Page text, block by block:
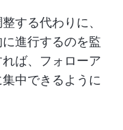
する代わりに、
進行するのを監
ば、フォローア
中できるように